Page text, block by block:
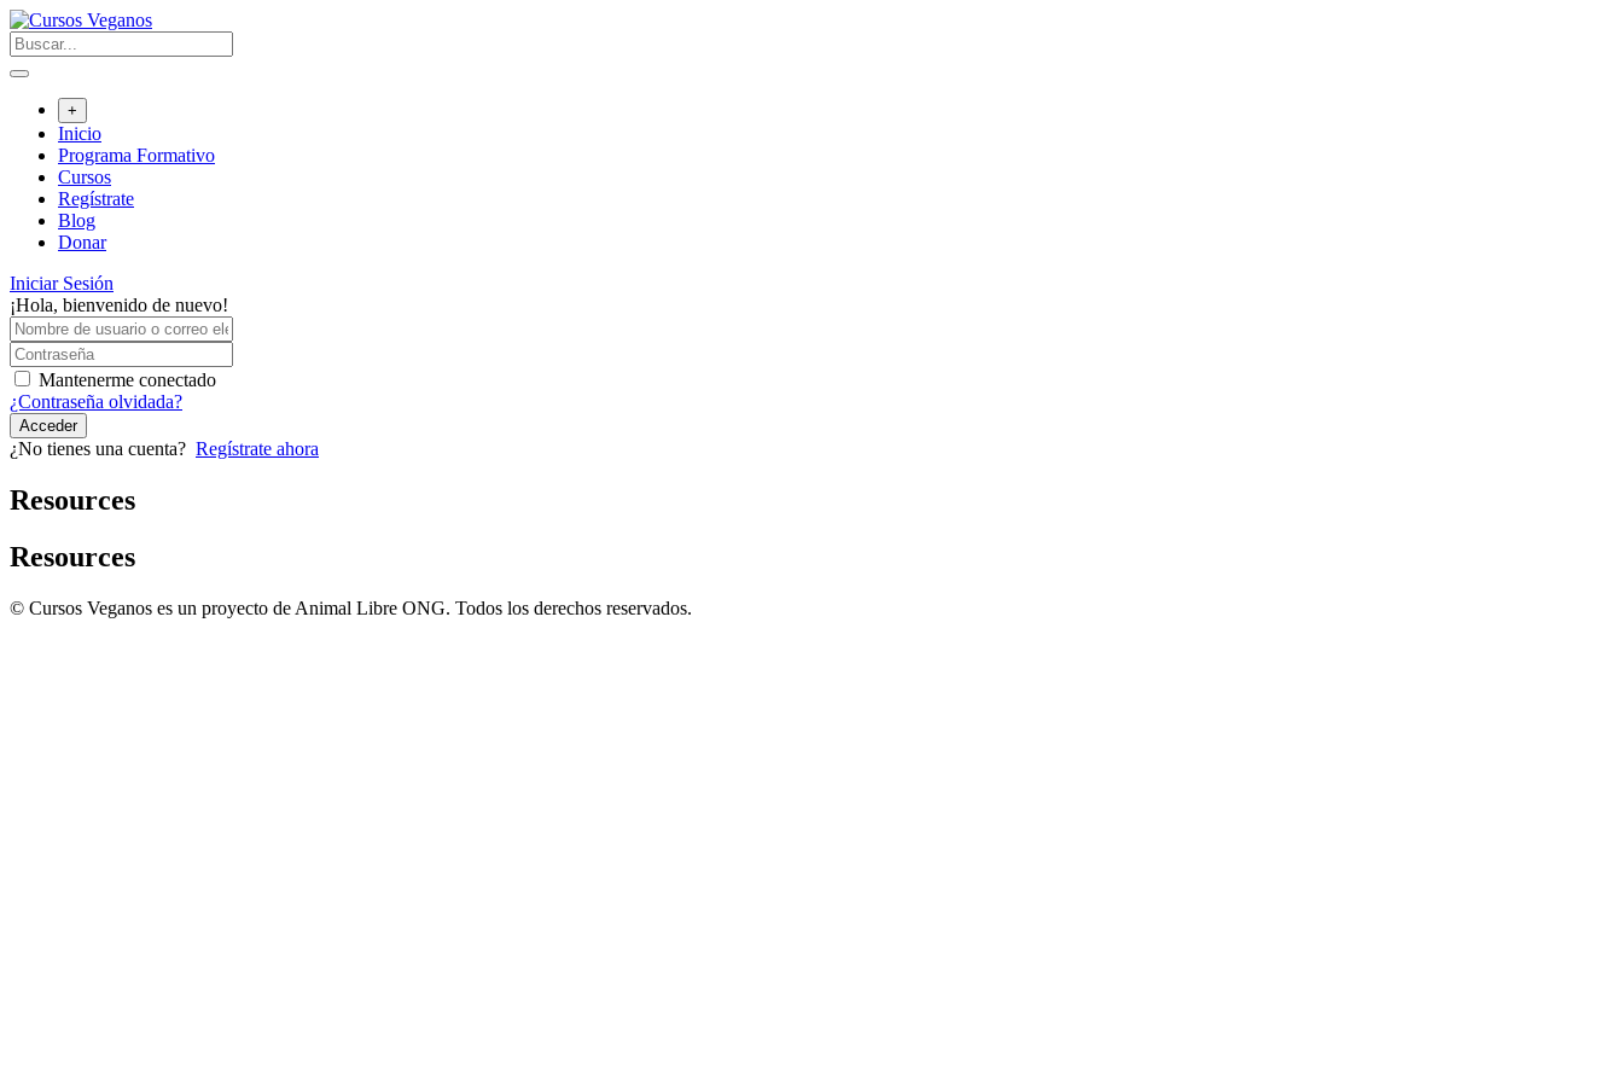
Saltar
al
contenido
+
Inicio
Programa Formativo
Cursos
Regístrate
Blog
Donar
Iniciar Sesión
¡Hola, bienvenido de nuevo!
Mantenerme conectado
¿Contraseña olvidada?
Acceder
¿No tienes una cuenta? Regístrate ahora
Resources
Resources
© Cursos Veganos es un proyecto de Animal Libre ONG. Todos los derechos reservados.